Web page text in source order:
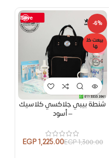
Save
-6%
بيعت كل
ها
شنطة بيبي جلاكسي كلاسيك
– أسود
1,300.00
EGP
1,225.00
EGP